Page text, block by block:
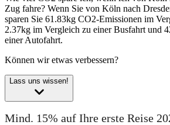
Zug fahre? Wenn Sie von Köln nach
sparen Sie 61.83kg CO2-Emissionen im
2.37kg im Vergleich zu einer Busfahrt und
einer Autofahrt.
Können wir etwas verbessern?
Lass uns wissen!
Mind. 15% auf Ihre erste Reise